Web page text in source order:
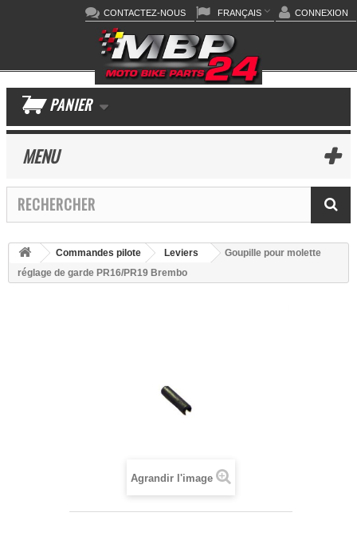
CONNEXION
FRANÇAIS
CONTACTEZ-NOUS
PANIER
MENU
Commandes pilote Leviers
Goupille pour molette
réglage de garde PR16/PR19 Brembo
Agrandir l'image